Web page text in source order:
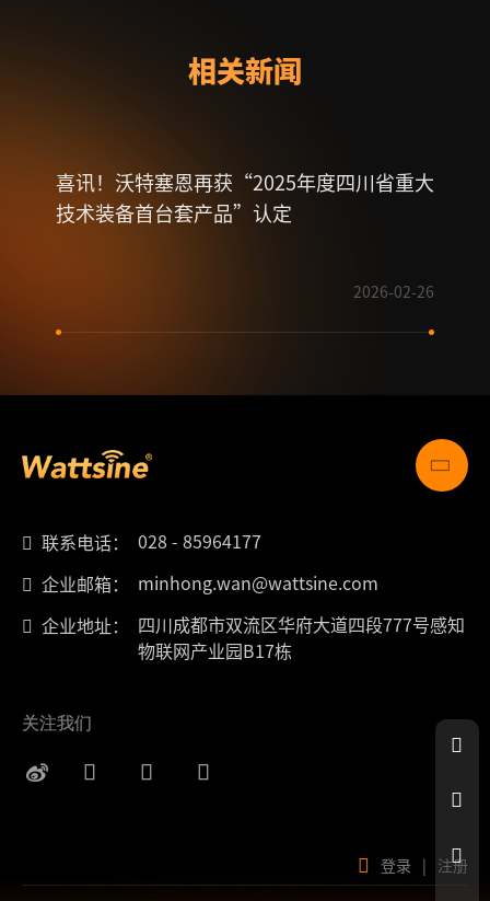
相关新闻
喜讯！沃特塞恩再获“2025年度四川省重大
技术装备首台套产品”认定
2026-02-26
联系电话：
028 - 85964177
企业邮箱：
minhong.wan@wattsine.com
企业地址：
四川成都市双流区华府大道四段777号感知
物联网产业园B17栋
关注我们
登录 | 注册